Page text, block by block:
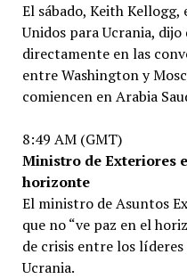
El sábado, Keith Kellogg,
Unidos para Ucrania,
directamente en las
entre Washington y
comiencen en Arabia
8:49 AM (GMT)
Ministro de Exteriores
horizonte
El ministro de Asuntos
que no “ve paz en el
de crisis entre los
Ucrania.